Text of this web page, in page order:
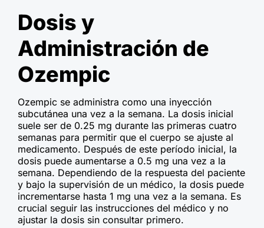
Dosis y
Administración de
Ozempic
Ozempic se administra como una inyección
subcutánea una vez a la semana. La dosis inicial
suele ser de 0.25 mg durante las primeras cuatro
semanas para permitir que el cuerpo se ajuste al
medicamento. Después de este período inicial, la
dosis puede aumentarse a 0.5 mg una vez a la
semana. Dependiendo de la respuesta del paciente
y bajo la supervisión de un médico, la dosis puede
incrementarse hasta 1 mg una vez a la semana. Es
crucial seguir las instrucciones del médico y no
ajustar la dosis sin consultar primero.